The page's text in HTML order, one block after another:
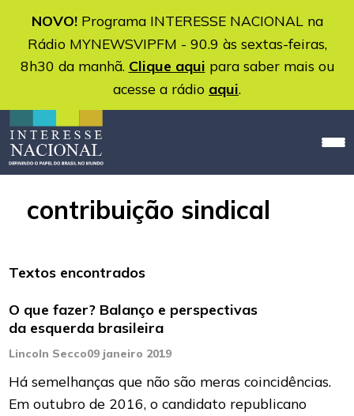
NOVO!Programa INTERESSE NACIONAL na
Rádio MYNEWSVIPFM - 90.9 às sextas-feiras,
8h30 da manhã. Clique aqui para saber mais ou
acesse a rádio aqui.
contribuição sindical
Textos encontrados
O que fazer? Balanço e perspectivas
da esquerda brasileira
Lincoln Secco09 janeiro 2019
Há semelhanças que não são meras coincidências.
Em outubro de 2016, o candidato republicano